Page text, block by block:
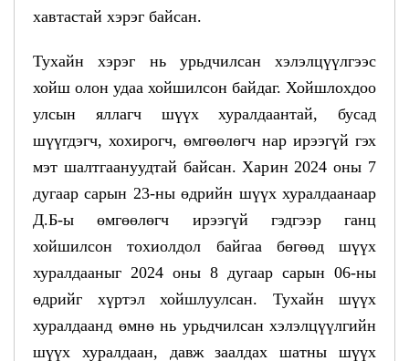
хавтастай хэрэг байсан.
Тухайн хэрэг нь урьдчилсан хэлэлцүүлгээс
хойш олон удаа хойшилсон байдаг. Хойшлохдоо
улсын яллагч шүүх хуралдаантай, бусад
шүүгдэгч, хохирогч, өмгөөлөгч нар ирээгүй гэх
мэт шалтгаануудтай байсан. Харин 2024 оны 7
дугаар сарын 23-ны өдрийн шүүх хуралдаанаар
Д.Б-ы өмгөөлөгч ирээгүй гэдгээр ганц
хойшилсон тохиолдол байгаа бөгөөд шүүх
хуралдааныг 2024 оны 8 дугаар сарын 06-ны
өдрийг хүртэл хойшлуулсан. Тухайн шүүх
хуралдаанд өмнө нь урьдчилсан хэлэлцүүлгийн
шүүх хуралдаан, давж заалдах шатны шүүх